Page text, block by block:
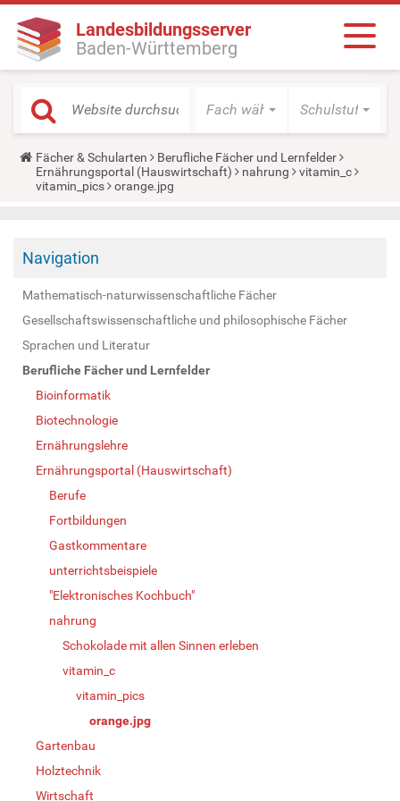
Landesbildungsserver
Baden-Württemberg
Fach wählen Schulstufe
Y
o
u
e
:
Fächer & Schularten
Berufliche Fächer und Lernfelder
Ernährungsportal (Hauswirtschaft)
nahrung
vitamin_c
vitamin_pics
orange.jpg
Navigation
Mathematisch-naturwissenschaftliche Fächer
Gesellschaftswissenschaftliche und philosophische Fächer
Sprachen und Literatur
Berufliche Fächer und Lernfelder
Bioinformatik
Biotechnologie
Ernährungslehre
Ernährungsportal (Hauswirtschaft)
Berufe
Fortbildungen
Gastkommentare
unterrichtsbeispiele
"Elektronisches Kochbuch"
nahrung
Schokolade mit allen Sinnen erleben
vitamin_c
vitamin_pics
orange.jpg
Gartenbau
Holztechnik
Wirtschaft